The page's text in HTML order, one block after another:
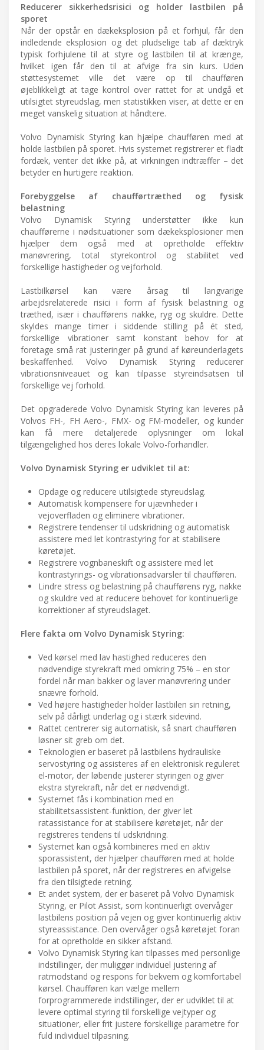
Reducerer sikkerhedsrisici og holder lastbilen på
sporet
Når der opstår en dækeksplosion på et forhjul, får den
indledende eksplosion og det pludselige tab af dæktryk
typisk forhjulene til at styre og lastbilen til at krænge,
hvilket igen får den til at afvige fra sin kurs. Uden
støttesystemet ville det være op til chaufføren
øjeblikkeligt at tage kontrol over rattet for at undgå et
utilsigtet styreudslag, men statistikken viser, at dette er en
meget vanskelig situation at håndtere.
Volvo Dynamisk Styring kan hjælpe chaufføren med at
holde lastbilen på sporet. Hvis systemet registrerer et fladt
fordæk, venter det ikke på, at virkningen indtræffer – det
betyder en hurtigere reaktion.
Forebyggelse af chaufførtræthed og fysisk
belastning
Volvo Dynamisk Styring understøtter ikke kun
chaufførerne i nødsituationer som dækeksplosioner men
hjælper dem også med at opretholde effektiv
manøvrering, total styrekontrol og stabilitet ved
forskellige hastigheder og vejforhold.
Lastbilkørsel kan være årsag til langvarige
arbejdsrelaterede risici i form af fysisk belastning og
træthed, især i chaufførens nakke, ryg og skuldre. Dette
skyldes mange timer i siddende stilling på ét sted,
forskellige vibrationer samt konstant behov for at
foretage små rat justeringer på grund af køreunderlagets
beskaffenhed. Volvo Dynamisk Styring reducerer
vibrationsniveauet og kan tilpasse styreindsatsen til
forskellige vej forhold.
Det opgraderede Volvo Dynamisk Styring kan leveres på
Volvos FH-, FH Aero-, FMX- og FM-modeller, og kunder
kan få mere detaljerede oplysninger om lokal
tilgængelighed hos deres lokale Volvo-forhandler.
Volvo Dynamisk Styring er udviklet til at:
Opdage og reducere utilsigtede styreudslag.
Automatisk kompensere for ujævnheder i
vejoverfladen og eliminere vibrationer.
Registrere tendenser til udskridning og automatisk
assistere med let kontrastyring for at stabilisere
køretøjet.
Registrere vognbaneskift og assistere med let
kontrastyrings- og vibrationsadvarsler til chaufføren.
Lindre stress og belastning på chaufførens ryg, nakke
og skuldre ved at reducere behovet for kontinuerlige
korrektioner af styreudslaget.
Flere fakta om Volvo Dynamisk Styring:
Ved kørsel med lav hastighed reduceres den
nødvendige styrekraft med omkring 75% – en stor
fordel når man bakker og laver manøvrering under
snævre forhold.
Ved højere hastigheder holder lastbilen sin retning,
selv på dårligt underlag og i stærk sidevind.
Rattet centrerer sig automatisk, så snart chaufføren
løsner sit greb om det.
Teknologien er baseret på lastbilens hydrauliske
servostyring og assisteres af en elektronisk reguleret
el-motor, der løbende justerer styringen og giver
ekstra styrekraft, når det er nødvendigt.
Systemet fås i kombination med en
stabilitetsassistent-funktion, der giver let
ratassistance for at stabilisere køretøjet, når der
registreres tendens til udskridning.
Systemet kan også kombineres med en aktiv
sporassistent, der hjælper chaufføren med at holde
lastbilen på sporet, når der registreres en afvigelse
fra den tilsigtede retning.
Et andet system, der er baseret på Volvo Dynamisk
Styring, er Pilot Assist, som kontinuerligt overvåger
lastbilens position på vejen og giver kontinuerlig aktiv
styreassistance. Den overvåger også køretøjet foran
for at opretholde en sikker afstand.
Volvo Dynamisk Styring kan tilpasses med personlige
indstillinger, der muliggør individuel justering af
ratmodstand og respons for bekvem og komfortabel
kørsel. Chaufføren kan vælge mellem
forprogrammerede indstillinger, der er udviklet til at
levere optimal styring til forskellige vejtyper og
situationer, eller frit justere forskellige parametre for
fuld individuel tilpasning.